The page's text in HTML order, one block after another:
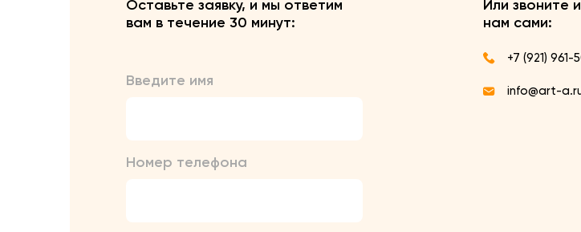
Оставьте заявку, и мы ответим
вам в течение 30 минут:
Введите имя
Номер телефона
Или звоните
нам сами:
+7 (921)
info@art-